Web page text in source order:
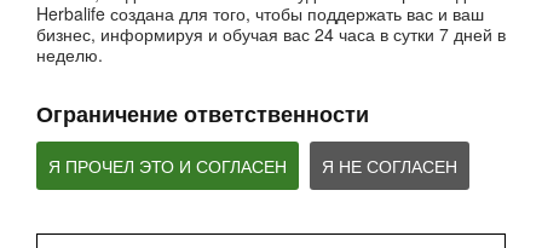
Herbalife создана для того, чтобы поддержать вас и ваш
бизнес, информируя и обучая вас 24 часа в сутки 7 дней в
неделю.
Ограничение ответственности
Я ПРОЧЕЛ ЭТО И СОГЛАСЕН Я НЕ СОГЛАСЕН